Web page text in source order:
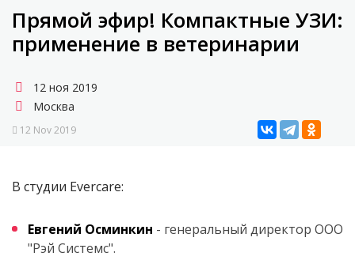
Прямой эфир! Компактные УЗИ:
применение в ветеринарии
12 ноя 2019
Москва
12 Nov 2019
В студии Evercare:
Евгений Осминкин - генеральный директор ООО
"Рэй Системс".